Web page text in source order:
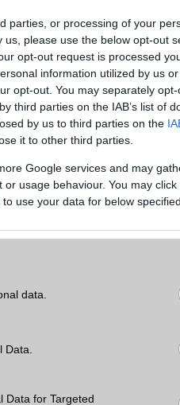
parties, or processing of your
please use the below opt-out
opt-out request is processed
information utilized by us
opt-out. You may separately
third parties on the IAB’s list of
by us to third parties on the
it to other third parties.
Google services and may
usage behaviour. You may
use your data for below
data.
Data for Targeted
8,x Mpixel
1080p HD lejátszó
dinamikus
4 GB
Nincs